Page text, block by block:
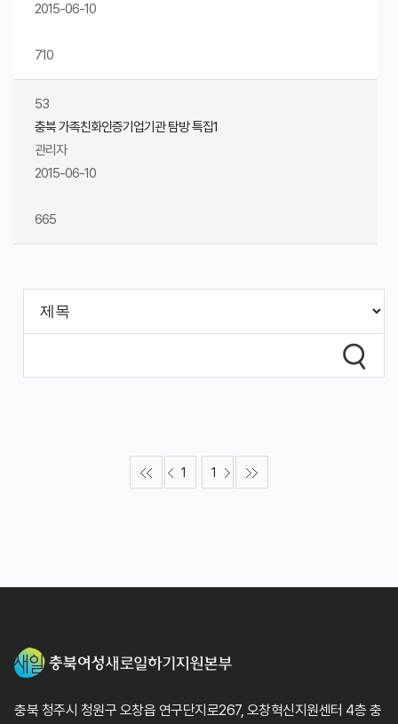
2015-06-10
710
53
충북 가족친화인증기업기관 탐방 특집1
관리자
2015-06-10
665
1 1
충북 청주시 청원구 오창읍 연구단지로267, 오창혁신지원센터 4층 충